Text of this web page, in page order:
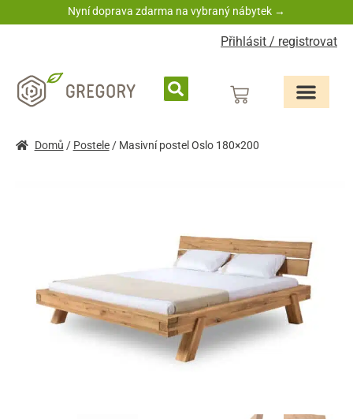
Nyní doprava zdarma na vybraný nábytek →
Přihlásit / registrovat
Domů / Postele/ Masivní postel Oslo 180×200